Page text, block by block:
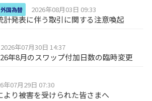
外国為替 2026年08月03日 09:33
計発表に伴う取引に関する注意喚起
2026年07月30日 14:37
年8月のスワップ付加日数の臨時変更
年07月29日 07:30
より被害を受けられた皆さまへ